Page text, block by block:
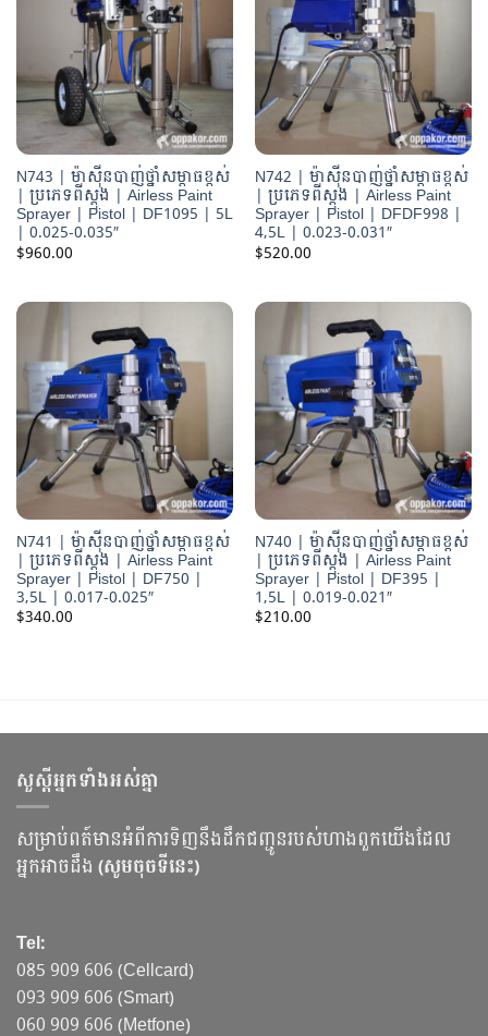
N743 | ម៉ាស៊ីនបាញ់ថ្នាំសម្ពាធខ្ពស់
| ប្រភេទពីស្តុង | Airless Paint
Sprayer | Pistol | DF1095 | 5L
| 0.025-0.035″
$960.00
N742 | ម៉ាស៊ីនបាញ់ថ្នាំសម្ពាធខ្ពស់
| ប្រភេទពីស្តុង | Airless Paint
Sprayer | Pistol | DFDF998 |
4,5L | 0.023-0.031″
$520.00
N741 | ម៉ាស៊ីនបាញ់ថ្នាំសម្ពាធខ្ពស់
| ប្រភេទពីស្តុង | Airless Paint
Sprayer | Pistol | DF750 |
3,5L | 0.017-0.025″
$340.00
N740 | ម៉ាស៊ីនបាញ់ថ្នាំសម្ពាធខ្ពស់
| ប្រភេទពីស្តុង | Airless Paint
Sprayer | Pistol | DF395 |
1,5L | 0.019-0.021″
$210.00
សួស្ដីអ្នកទាំងអស់គ្នា
សម្រាប់ពត៍មានអំពីការទិញនឹងដឹកជញ្ជូនរបស់ហាងពួកយើងដែល
អ្នកអាចដឹង (សូមចុចទីនេះ)
Tel:
085 909 606 (Cellcard)
093 909 606 (Smart)
060 909 606 (Metfone)